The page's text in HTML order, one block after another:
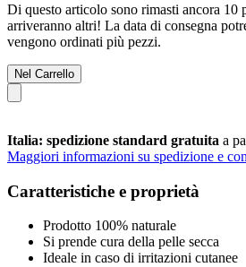
Di questo articolo sono rimasti ancora 10
arriveranno altri! La data di consegna
vengono ordinati più pezzi.
Nel Carrello
Italia: spedizione standard gratuita a
Maggiori informazioni su spedizione e
Caratteristiche e proprietà
Prodotto 100% naturale
Si prende cura della pelle secca
Ideale in caso di irritazioni cutanee